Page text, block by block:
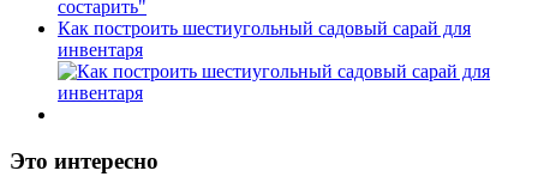
Как построить шестиугольный садовый сарай для
инвентаря
Это интересно